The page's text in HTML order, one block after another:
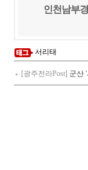
인천남부
서리태
[광주전라Post] 군산